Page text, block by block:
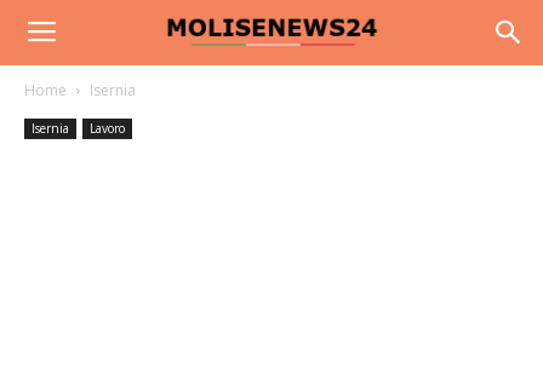
Home Isernia
Isernia Lavoro